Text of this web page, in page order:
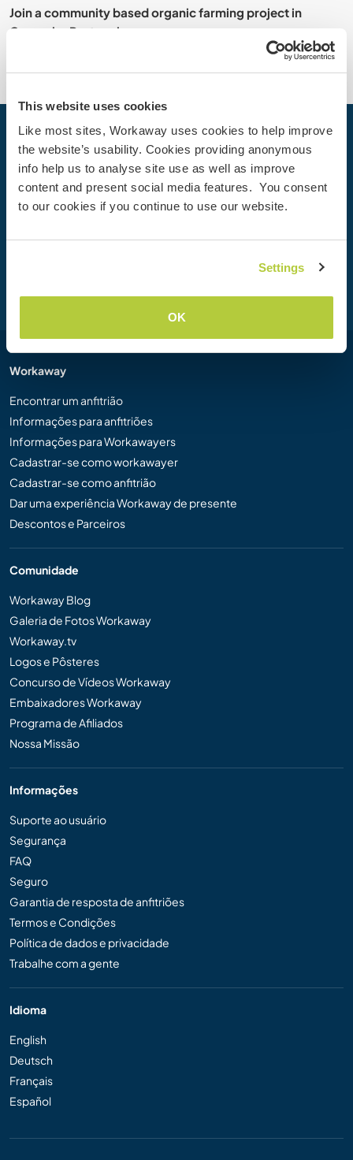
This website uses cookies
Like most sites, Workaway uses cookies to help improve
the website’s usability. Cookies providing anonymous
info help us to analyse site use as well as improve
content and present social media features. You consent
to our cookies if you continue to use our website.
Settings
OK
Join a community based organic farming project in
Campelo, Portugal
Sua próxima Aventura começa hoje
Junte-se à comunidade Workaway hoje mesmo para
descobrir experiências de viagem únicas com mais de
50.000 oportunidades por todo o mundo.
Workaway
Encontrar um anfitrião
Informações para anfitriões
Informações para Workawayers
Cadastrar-se como workawayer
Cadastrar-se como anfitrião
Dar uma experiência Workaway de presente
Descontos e Parceiros
Comunidade
Workaway Blog
Galeria de Fotos Workaway
Workaway.tv
Logos e Pôsteres
Concurso de Vídeos Workaway
Embaixadores Workaway
Programa de Afiliados
Nossa Missão
Informações
Suporte ao usuário
Segurança
FAQ
Seguro
Garantia de resposta de anfitriões
Termos e Condições
Política de dados e privacidade
Trabalhe com a gente
Idioma
English
Deutsch
Français
Español